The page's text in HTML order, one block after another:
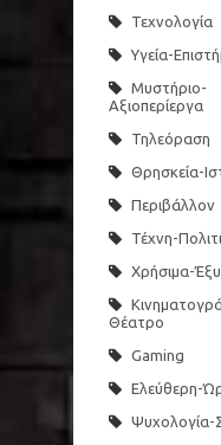
Τεχνολογία
Υγεία-
Μυστήριο-
Αξιοπερίεργα
Τηλεόραση
Θρησκεία-
Περιβάλλον
Τέχνη-
Χρήσιμα-
Θέατρο
Gaming
Ελεύθερη-
Ψυχολογία-